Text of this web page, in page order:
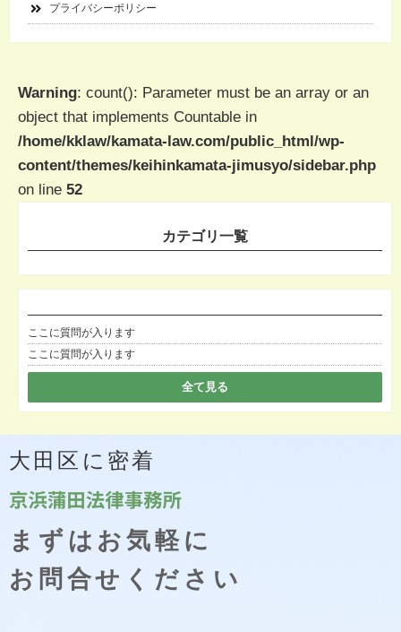
プライバシーポリシー
Warning: count(): Parameter must be an array or an
object that implements Countable in
/home/kklaw/kamata-law.com/public_html/wp-
content/themes/keihinkamata-jimusyo/sidebar.php
on line 52
カテゴリ一覧
ここに質問が入ります
ここに質問が入ります
全て見る
大田区に密着
まずはお気軽に
お問合せください